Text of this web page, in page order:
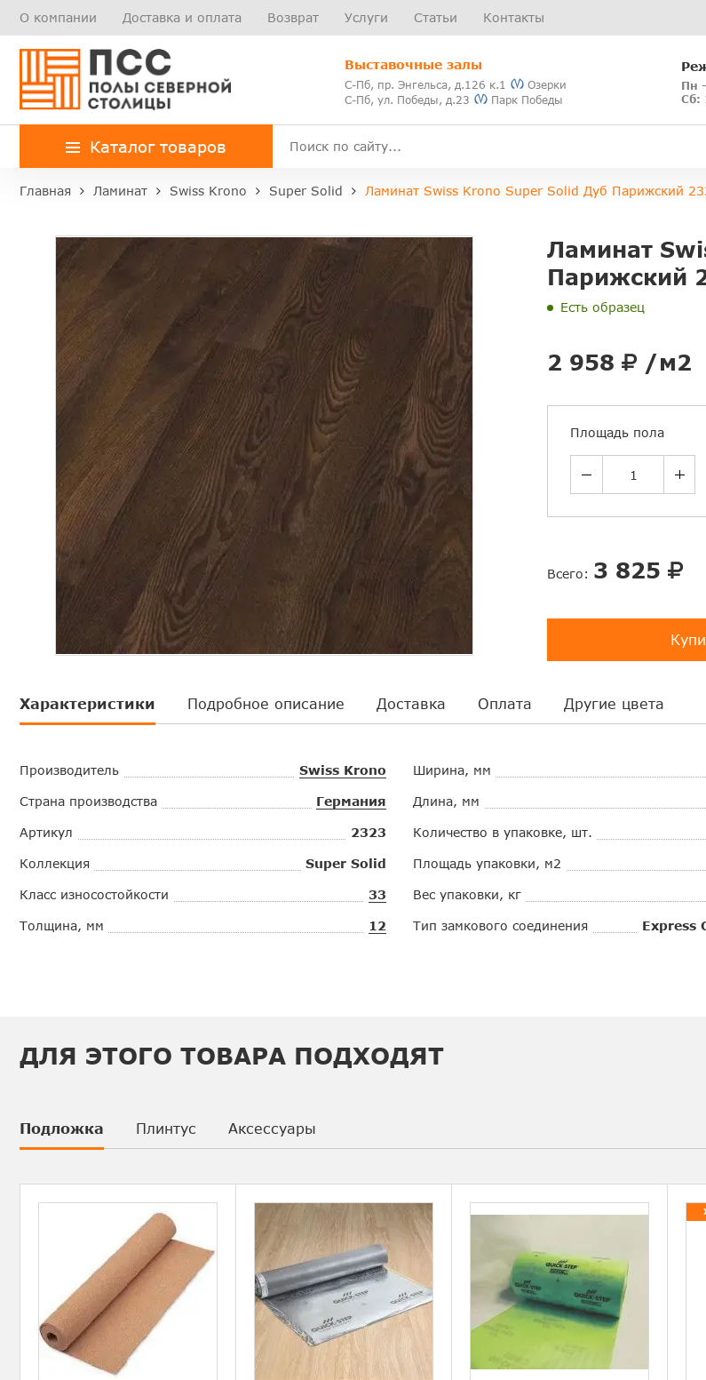
О компании Доставка и оплата Возврат Услуги Статьи Контакты
Выставочные залы
С-Пб, пр. Энгельса, д.126 к.1
Озерки
С-Пб, ул. Победы, д.23
Парк Победы
Пн
Сб:
Каталог товаров
Главная Ламинат Swiss Krono Super Solid Ламинат Swiss Krono Super Solid Дуб Парижский
Ламинат
Парижский
Есть образец
2 958 /м2
Площадь пола
Всего: 3 825
Характеристики Подробное описание Доставка Оплата Другие цвета
Производитель Swiss Krono
Страна производства Германия
Артикул 2323
Коллекция Super Solid
Класс износостойкости 33
Толщина, мм 12
Ширина, мм
Длина, мм
Количество в упаковке, шт.
Площадь упаковки, м2
Вес упаковки, кг
Тип замкового соединения Express
ДЛЯ ЭТОГО ТОВАРА ПОДХОДЯТ
Подложка Плинтус Аксессуары